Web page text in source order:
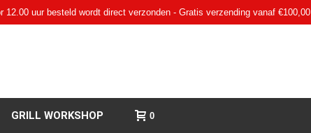
12.00 uur besteld wordt direct verzonden - Gratis verzending vanaf €100,00
GRILL WORKSHOP 0